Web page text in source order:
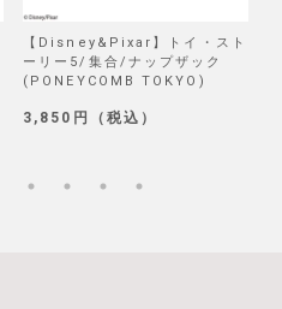
【Disney&Pixar】トイ・スト
ーリー5/集合/ナップザック
(PONEYCOMB TOKYO)
3,850円（税込）